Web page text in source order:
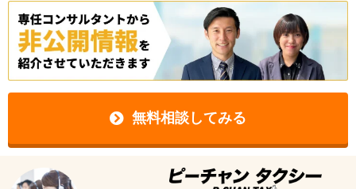
無料相談してみる